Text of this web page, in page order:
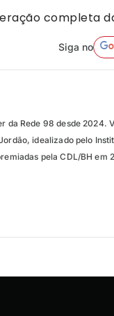
completa
Siga no
da Rede 98 desde 2024.
idealizado pelo
pela CDL/BH em